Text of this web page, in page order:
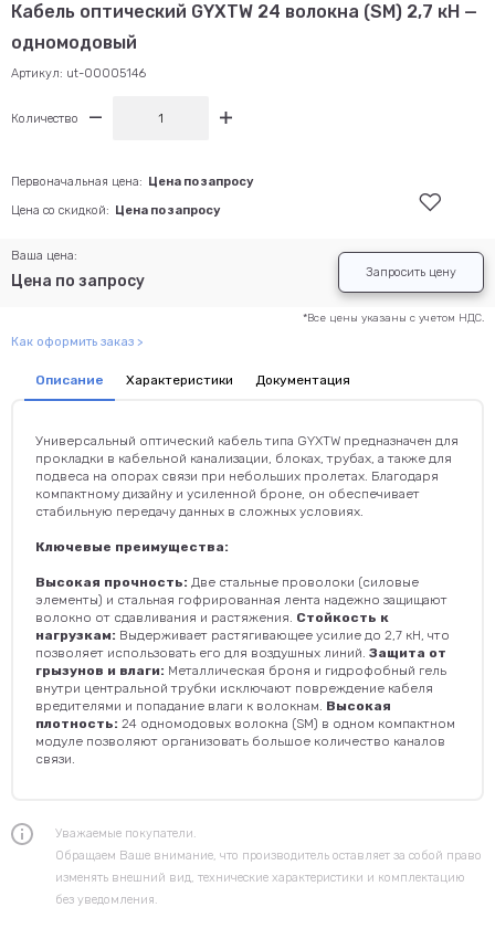
Кабель оптический GYXTW 24 волокна (SM) 2,7 кН —
одномодовый
Артикул: ut-00005146
Количество
Ваша цена:
Цена по запросу
Первоначальная цена: Цена по запросу
Цена со скидкой: Цена по запросу
*Все цены указаны с учетом НДС.
Запросить цену
Как оформить заказ >
Описание Характеристики Документация
Универсальный оптический кабель типа GYXTW предназначен для
прокладки в кабельной канализации, блоках, трубах, а также для
подвеса на опорах связи при небольших пролетах. Благодаря
компактному дизайну и усиленной броне, он обеспечивает
стабильную передачу данных в сложных условиях.
Ключевые преимущества:
Высокая прочность: Две стальные проволоки (силовые
элементы) и стальная гофрированная лента надежно защищают
волокно от сдавливания и растяжения. Стойкость к
нагрузкам: Выдерживает растягивающее усилие до 2,7 кН, что
позволяет использовать его для воздушных линий. Защита от
грызунов и влаги: Металлическая броня и гидрофобный гель
внутри центральной трубки исключают повреждение кабеля
вредителями и попадание влаги к волокнам. Высокая
плотность: 24 одномодовых волокна (SM) в одном компактном
модуле позволяют организовать большое количество каналов
связи.
Уважаемые покупатели.
Обращаем Ваше внимание, что производитель оставляет за собой право
изменять внешний вид, технические характеристики и комплектацию
без уведомления.